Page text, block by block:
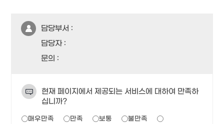
담당부서 :
담당자 :
문의 :
현재 페이지에서 제공되는 서비스에 대하여 만족하
십니까?
매우만족 만족 보통
불만족